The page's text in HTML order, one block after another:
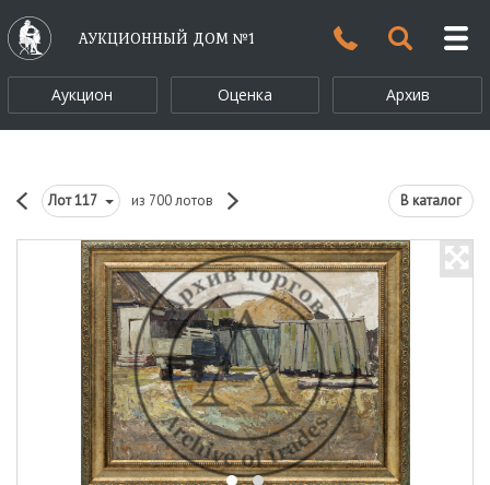
АУКЦИОННЫЙ ДОМ №1
Аукцион Оценка Архив
Лот117 из 700 лотов В каталог